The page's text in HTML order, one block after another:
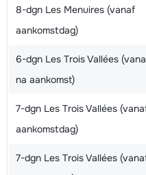
8-dgn Les Menuires (vanaf
aankomstdag)
6-dgn Les Trois Vallées
na aankomst)
7-dgn Les Trois Vallées
aankomstdag)
7-dgn Les Trois Vallées